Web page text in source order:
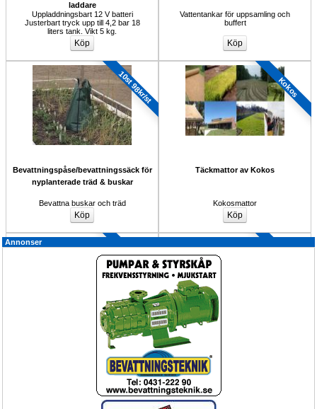
laddare
Uppladdningsbart 12 V batteri
Justerbart tryck upp till 4,2 bar 18
liters tank. Vikt 5 kg.
Vattentankar för uppsamling och
buffert
10st 98kr/st
Bevattningspåse/bevattningssäck för
nyplanterade träd & buskar
Bevattna buskar och träd
Kokos
Täckmattor av Kokos
Kokosmattor
Upp till 10%
Markmatta Mypecks VICONA, TT
Markväv Mypecks Vicona
Rörkopplingar
Slang- och Rörskopplingar
Kopplingar för PE/PEM/PEH-rör.
Annonser